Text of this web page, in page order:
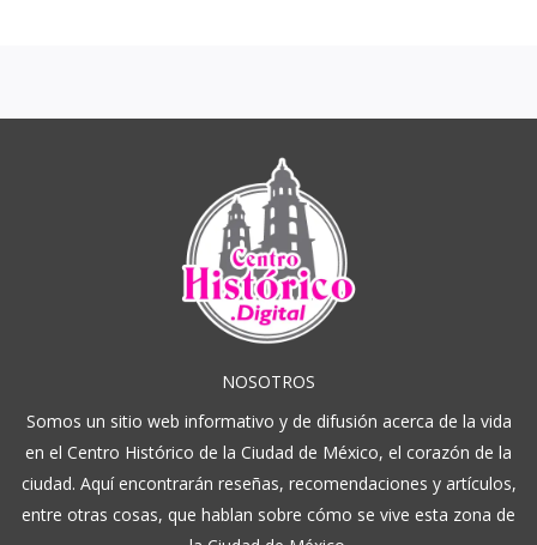
NOSOTROS
Somos un sitio web informativo y de difusión acerca de la vida
en el Centro Histórico de la Ciudad de México, el corazón de la
ciudad. Aquí encontrarán reseñas, recomendaciones y artículos,
entre otras cosas, que hablan sobre cómo se vive esta zona de